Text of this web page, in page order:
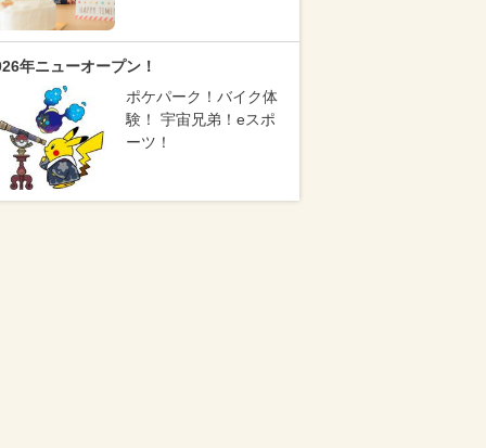
年ニューオープン！
ポケパーク！バイク体
験！ 宇宙兄弟！eスポ
ーツ！